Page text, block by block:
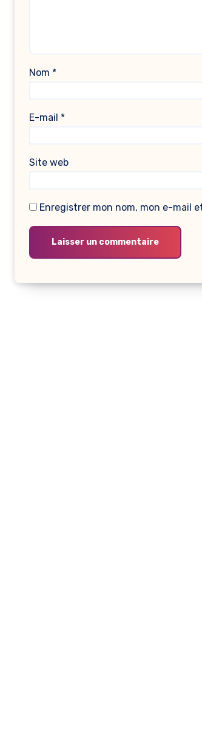
Nom *
E-mail *
Site web
Enregistrer mon nom, mon e-mail